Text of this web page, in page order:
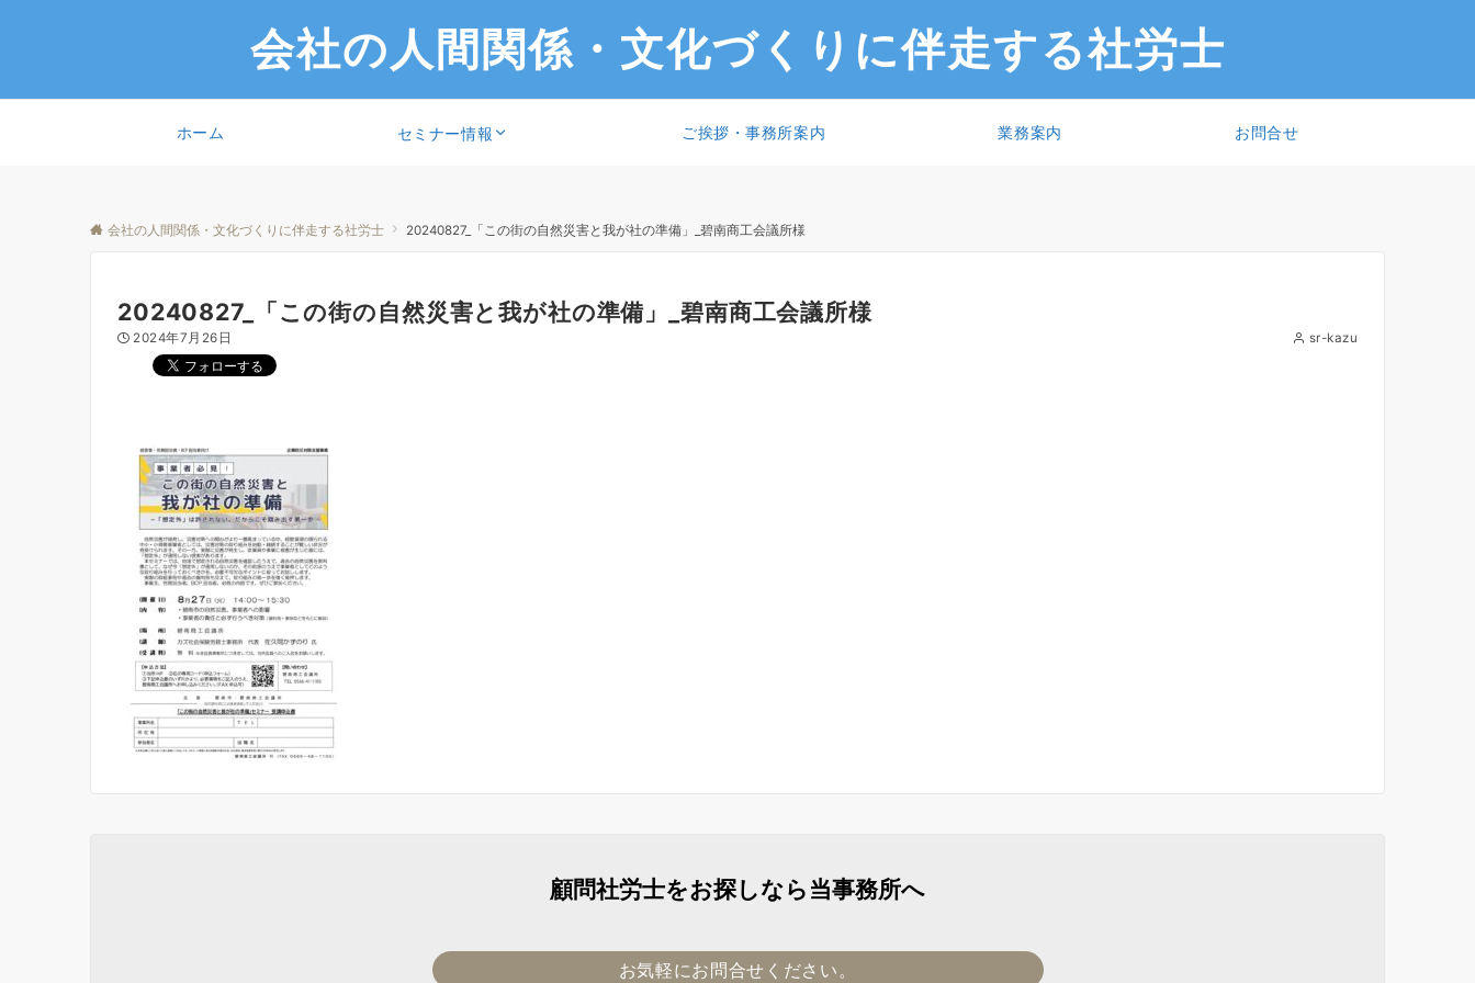
会社の人間関係・文化づくりに伴走する社労士
ホーム セミナー情報 ご挨拶・事務所案内 業務案内 お問合せ
会社の人間関係・文化づくりに伴走する社労士 20240827_「この街の自然災害と我が社の準備」_碧南商工会議所様
20240827_「この街の自然災害と我が社の準備」_碧南商工会議所様
2024年7月26日 sr-kazu
顧問社労士をお探しなら当事務所へ
お気軽にお問合せください。